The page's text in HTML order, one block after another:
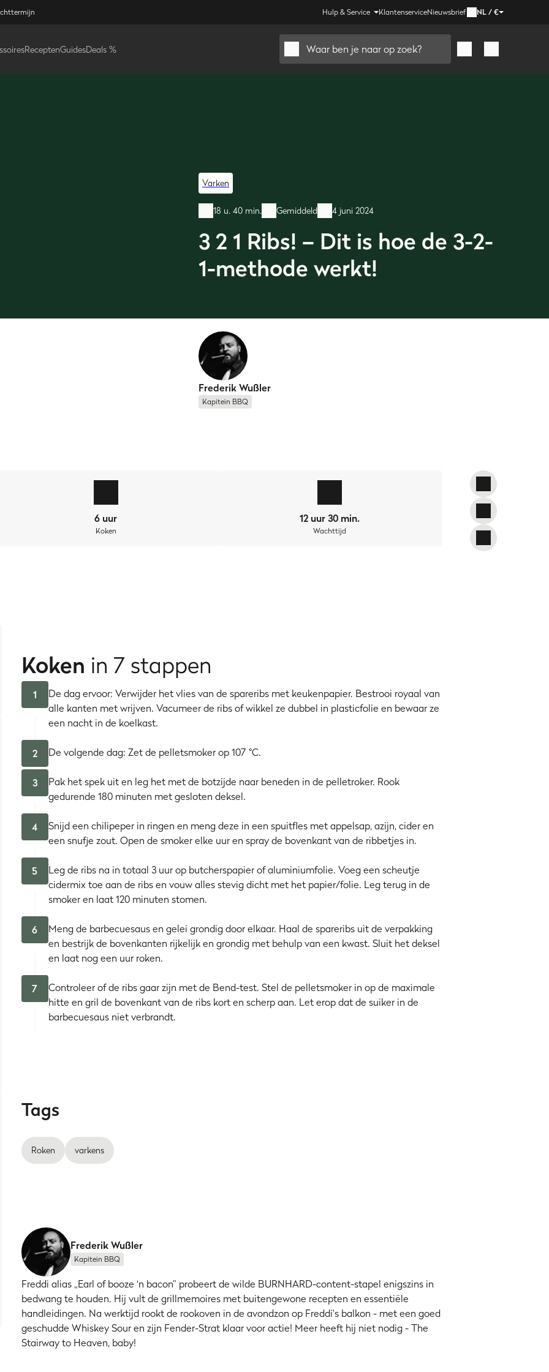
Hulp & Service KlantenserviceNieuwsbrief NL/€
ReceptenGuidesDeals % Waar ben je naar op zoek?
Varken
18 u. 40 min. Gemiddeld 4 juni 2024
3 2 1 Ribs! – Dit is hoe de 3-2-
1-methode werkt!
Frederik Wußler
Kapitein BBQ
op de barbecue? Dan zijn
echt iets voor jou. Want met deze methode kun je spareribs
Je tijdschema voor spareribs zoals in de VS?
een beetje vloeistof.
en 1 uur gegaard.
methode
goede ribbetjes nodig hebben: a)
bij BBQ-wedstrijdteams omdat het makkelijk te plannen is en een 1-A resultaat oplevert.
klassiekelange klusverandert in een relatief snel nummer. Deze stap wordt vaakTexas crutch
pulled porkofbrisket . In de foliefase gaart het vlees in zijn eigen stoom en voorkom je eentaaie
water.
kan het met zekerheid zeggen! Oorspronkelijk gaat de methode echter waarschijnlijk terug
het vlees sneller gaart. Als in een mini snelkookpan, zeg maar!
welke smaakcombinatie je wil en past daar het vocht en glazuur op aan!
kun je een ribbakexpert worden met de volgende tips!
alles in de VS zijn het vlees en de stukken veel groter en vleziger dan hier. Dus als je binnenlandse
het vlees papperig, te gaar of zelfs droog worden omdat je het perfecte kookpunt mist.
Als hij bijvoorbeeldbaby back ribsin de toonbank heeft liggen (die in het Duits ook wel
de ruggengraat zijn), kun je de gaartijden gerust met een goed uur folie verminderen, omdat er
sneller doorgaart.
laat dan je ribben snijden in de
6 uur
Koken
12 uur 30 min.
Wachttijd
Koken in 7 stappen
1
De dag ervoor: Verwijder het vlies van de spareribs met keukenpapier. Bestrooi royaal van
alle kanten met wrijven. Vacumeer de ribs of wikkel ze dubbel in plasticfolie en bewaar ze
een nacht in de koelkast.
2 De volgende dag: Zet de pelletsmoker op 107 °C.
3
Pak het spek uit en leg het met de botzijde naar beneden in de pelletroker. Rook
gedurende 180 minuten met gesloten deksel.
4
Snijd een chilipeper in ringen en meng deze in een spuitfles met appelsap, azijn, cider en
een snufje zout. Open de smoker elke uur en spray de bovenkant van de ribbetjes in.
5
Leg de ribs na in totaal 3 uur op butcherspapier of aluminiumfolie. Voeg een scheutje
cidermix toe aan de ribs en vouw alles stevig dicht met het papier/folie. Leg terug in de
smoker en laat 120 minuten stomen.
6
Meng de barbecuesaus en gelei grondig door elkaar. Haal de spareribs uit de verpakking
en bestrijk de bovenkanten rijkelijk en grondig met behulp van een kwast. Sluit het deksel
en laat nog een uur roken.
7
Controleer of de ribs gaar zijn met de Bend-test. Stel de pelletsmoker in op de maximale
hitte en gril de bovenkant van de ribs kort en scherp aan. Let erop dat de suiker in de
barbecuesaus niet verbrandt.
Tags
Roken varkens
Frederik Wußler
Kapitein BBQ
Freddi alias „Earl of booze ‘n bacon” probeert de wilde BURNHARD-content-stapel enigszins in
bedwang te houden. Hij vult de grillmemoires met buitengewone recepten en essentiële
handleidingen. Na werktijd rookt de rookoven in de avondzon op Freddi's balkon - met een goed
geschudde Whiskey Sour en zijn Fender-Strat klaar voor actie! Meer heeft hij niet nodig - The
Stairway to Heaven, baby!